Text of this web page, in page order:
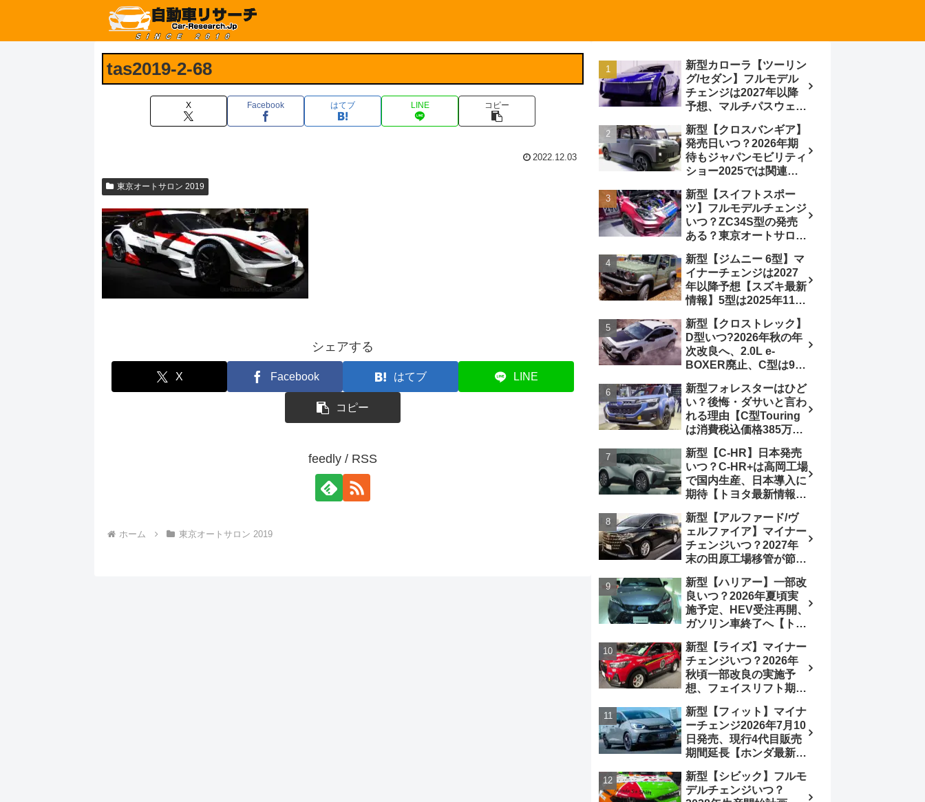
tas2019-2-68
X Facebook はてブ LINE コピー
2022.12.03
東京オートサロン 2019
シェアする
X Facebook はてブ LINE
コピー
feedly / RSS
ホーム 東京オートサロン 2019
新型カローラ【ツーリン
グ/セダン】フルモデル
チェンジは2027年以降
予想、マルチパスウェイ
BEVからの派生で新開発
小型エンジン搭載の
HEV/PHEV、ギガキャ
ストの採用は無しか【ト
ヨタ最新情報】60周年記
念車発売
新型【クロスバンギア】
発売日いつ？2026年期
待もジャパンモビリティ
ショー2025では関連モ
最新情報】ベース車ノ
ア/ヴォクシーの台湾生
産開始に注目、「ギア」
のほか「コア」と「ツー
ル」、デリカD:5対抗の
クロスオーバーSUVミニ
バン
新型【スイフトスポー
ツ】フルモデルチェンジ
いつ？ZC34S型の発売
ある？東京オートサロン
エロー レヴはスイスポ
コンセプトか？ハイブリ
ッド化/重量増/価格アッ
プが争点【スズキ最新情
報】特別仕様車
「ZC33S Final
Edition」終了
新型【ジムニー 6型】マ
イナーチェンジは2027
年以降予想【スズキ最新
情報】5型は2025年11月
ACC・スズキコネクト
採用
新型【クロストレック】
D型いつ?2026年秋の年
次改良へ、2.0L e-
BOXER廃止、C型は9月
ーボ採用予想【スバル最
新情報】
新型フォレスターはひど
い？後悔・ダサいと言わ
れる理由【C型Touring
は消費税込価格385万円
19.1km/L、納期4～5か
月】ナビUI・冬用タイ
ヤ・ウィルダネス日本発
売は？カーオブザイヤー
とJNCAP大賞受賞後も
残る注意点
新型【C-HR】日本発売
いつ？C-HR+は高岡工場
で国内生産、日本導入に
期待【トヨタ最新情報】
売、2代目HEV・PHEV
は日本未導入
新型【アルファード/ヴ
ェルファイア】マイナー
チェンジいつ？2027年
末の田原工場移管が節目
のフェイスリフト予想
【トヨタ最新情報】
2026年6月一部改良済
み、消費税込価格559万
9000円から
新型【ハリアー】一部改
良いつ？2026年夏頃実
施予定、HEV受注再開、
ガソリン車終了へ【トヨ
チェンジ2027年以降予
想
新型【ライズ】マイナー
チェンジいつ？2026年
秋頃一部改良の実施予
想、フェイスリフト期
2～3ヵ月に短縮【ダイハ
ツ最新情報】前回改良は
2024年11月5日、価格
180.07～244.2万円、値
上げ約8～10万円、法規
対応、ハイブリッド
4WD追加まだ、フルモ
新型【フィット】マイナ
ーチェンジ2026年7月10
日発売、現行4代目販売
期間延長【ホンダ最新情
いつ？フルモデルチェン
ジは2029年頃まで遅れ
新型【シビック】フルモ
デルチェンジいつ？